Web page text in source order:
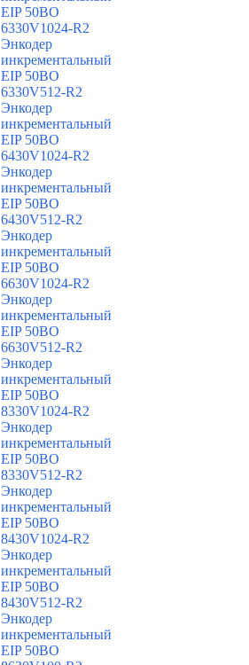
EIP 50BO
6330V1024-R2
Энкодер
инкрементальный
EIP 50BO
6330V512-R2
Энкодер
инкрементальный
EIP 50BO
6430V1024-R2
Энкодер
инкрементальный
EIP 50BO
6430V512-R2
Энкодер
инкрементальный
EIP 50BO
6630V1024-R2
Энкодер
инкрементальный
EIP 50BO
6630V512-R2
Энкодер
инкрементальный
EIP 50BO
8330V1024-R2
Энкодер
инкрементальный
EIP 50BO
8330V512-R2
Энкодер
инкрементальный
EIP 50BO
8430V1024-R2
Энкодер
инкрементальный
EIP 50BO
8430V512-R2
Энкодер
инкрементальный
EIP 50BO